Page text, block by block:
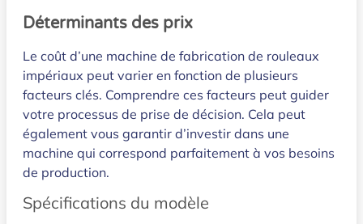
Déterminants des prix
Le coût d’une machine de fabrication de rouleaux
impériaux peut varier en fonction de plusieurs
facteurs clés. Comprendre ces facteurs peut guider
votre processus de prise de décision. Cela peut
également vous garantir d’investir dans une
machine qui correspond parfaitement à vos besoins
de production.
Spécifications du modèle